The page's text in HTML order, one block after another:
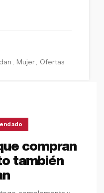
, Mujer, Ofertas
compran
también